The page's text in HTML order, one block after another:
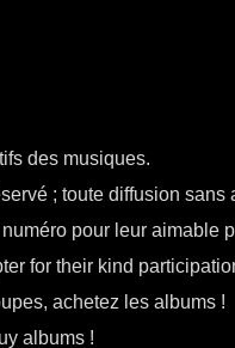
des musiques.
; toute diffusion sans
pour leur aimable
for their kind
achetez les albums !
albums !